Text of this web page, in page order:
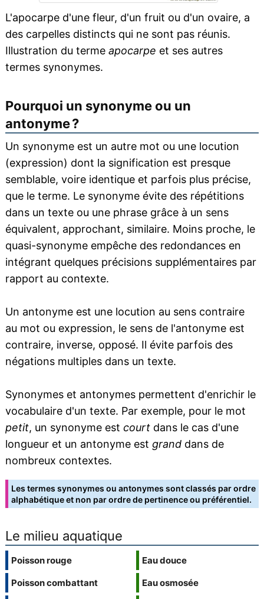
L'apocarpe d'une fleur, d'un fruit ou d'un ovaire, a
des carpelles distincts qui ne sont pas réunis.
Illustration du terme apocarpe et ses autres
termes synonymes.
Pourquoi un synonyme ou un
antonyme ?
Un synonyme est un autre mot ou une locution
(expression) dont la signification est presque
semblable, voire identique et parfois plus précise,
que le terme. Le synonyme évite des répétitions
dans un texte ou une phrase grâce à un sens
équivalent, approchant, similaire. Moins proche, le
quasi-synonyme empêche des redondances en
intégrant quelques précisions supplémentaires par
rapport au contexte.
Un antonyme est une locution au sens contraire
au mot ou expression, le sens de l'antonyme est
contraire, inverse, opposé. Il évite parfois des
négations multiples dans un texte.
Synonymes et antonymes permettent d'enrichir le
vocabulaire d'un texte. Par exemple, pour le mot
petit, un synonyme est courtdans le cas d'une
longueur et un antonyme est granddans de
nombreux contextes.
Les termes synonymes ou antonymes sont classés par ordre
alphabétique et non par ordre de pertinence ou préférentiel.
Le milieu aquatique
Poisson rouge
Poisson combattant
Eau douce
Eau osmosée